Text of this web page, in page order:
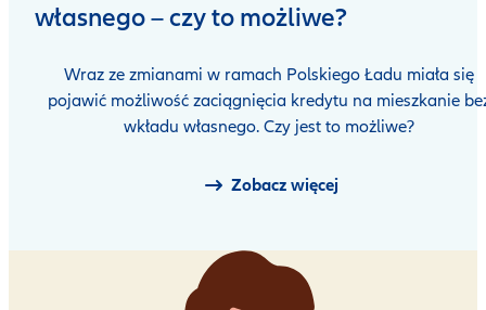
własnego – czy to możliwe?
Wraz ze zmianami w ramach Polskiego Ładu miała się
pojawić możliwość zaciągnięcia kredytu na mieszkanie
wkładu własnego. Czy jest to możliwe?
Zobacz więcej